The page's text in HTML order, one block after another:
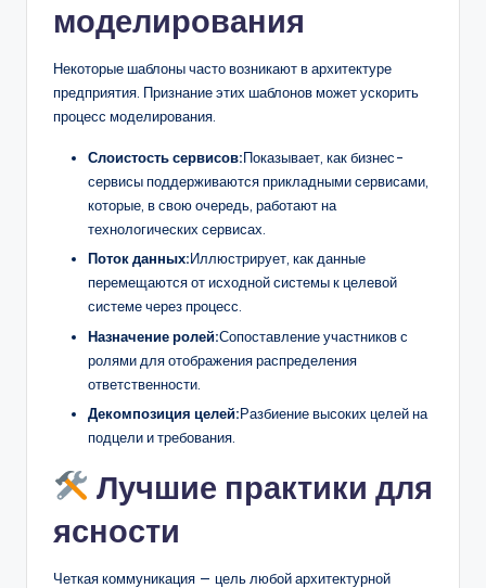
моделирования
Некоторые шаблоны часто возникают в архитектуре
предприятия. Признание этих шаблонов может ускорить
процесс моделирования.
Слоистость сервисов:Показывает, как бизнес-
сервисы поддерживаются прикладными сервисами,
которые, в свою очередь, работают на
технологических сервисах.
Поток данных:Иллюстрирует, как данные
перемещаются от исходной системы к целевой
системе через процесс.
Назначение ролей:Сопоставление участников с
ролями для отображения распределения
ответственности.
Декомпозиция целей:Разбиение высоких целей на
подцели и требования.
Лучшие практики для
ясности
Четкая коммуникация — цель любой архитектурной